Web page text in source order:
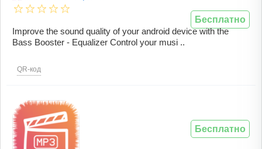
Improve the sound quality of your android device with the
Bass Booster - Equalizer Control your musi ..
QR-код
Бесплатно
Бесплатно